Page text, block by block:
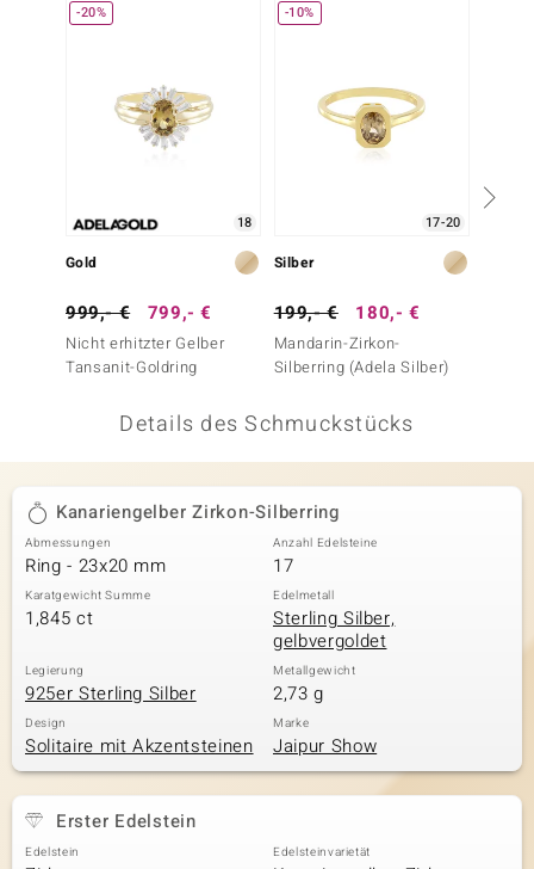
BY DE MELO
-20%
18
Gold
999,- € 799,- €
Nicht erhitzter Gelber
Tansanit-Goldring
-10%
17-20
Silber
199,- € 180,- €
Mandarin-Zirkon-
Silberring (Adela Silber)
Details des Schmuckstücks
Kanariengelber Zirkon-Silberring
Abmessungen
Ring - 23x20 mm
Anzahl Edelsteine
17
Karatgewicht Summe
1,845 ct
Edelmetall
Sterling Silber,
gelbvergoldet
Legierung
925er Sterling Silber
Metallgewicht
2,73 g
Design
Solitaire mit Akzentsteinen
Marke
Jaipur Show
Erster Edelstein
Edelstein Edelsteinvarietät